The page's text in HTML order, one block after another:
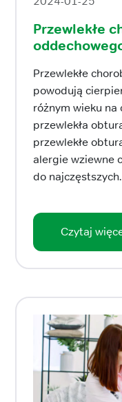
Przewlekłe
Przewlekłe
powodują
różnym wieku na
przewlekła
przewlekłe
alergie wziewne
do najczęstszych.
Czytaj